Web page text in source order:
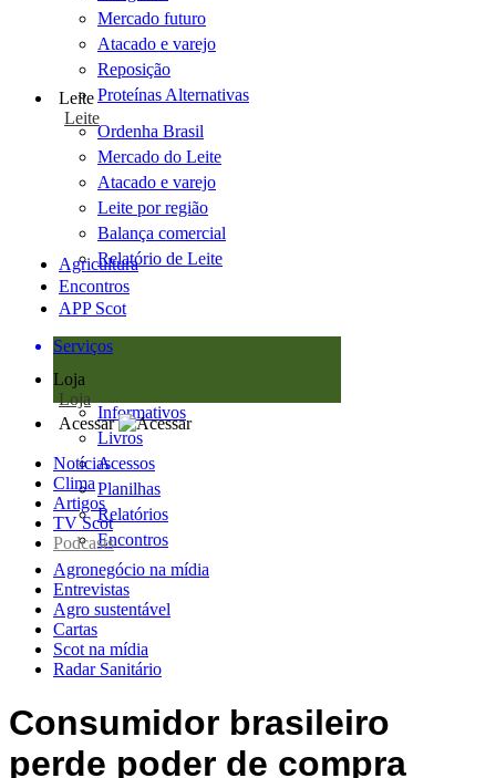
Mercado futuro
Atacado e varejo
Reposição
Proteínas Alternativas
Leite
Leite
Ordenha Brasil
Mercado do Leite
Atacado e varejo
Leite por região
Balança comercial
Relatório de Leite
Agricultura
Encontros
APP Scot
Serviços
Loja
Loja
Informativos
Livros
Acessos
Planilhas
Relatórios
Encontros
Acessar
Notícias
Clima
Artigos
TV Scot
Podcasts
Agronegócio na mídia
Entrevistas
Agro sustentável
Cartas
Scot na mídia
Radar Sanitário
Consumidor brasileiro
perde poder de compra